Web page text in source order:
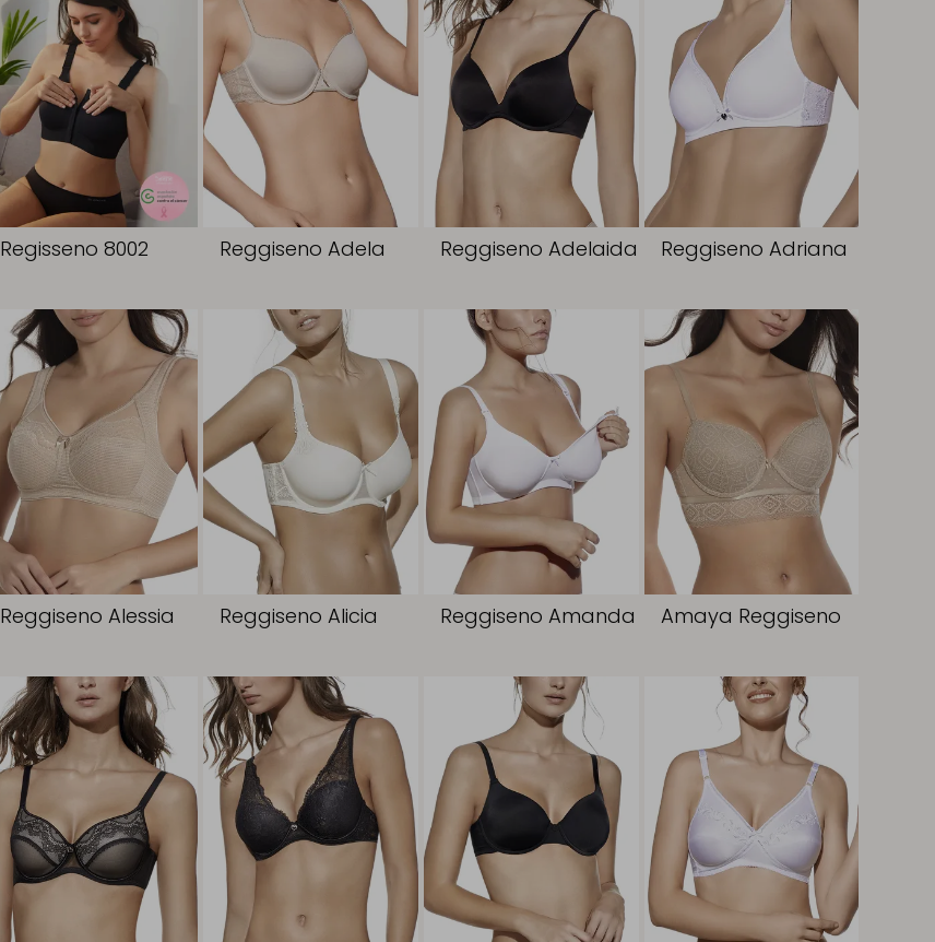
Regisseno 8002 Reggiseno Adela Reggiseno Adelaida Reggiseno Adriana
Reggiseno Alessia Reggiseno Alicia Reggiseno Amanda Amaya Reggiseno